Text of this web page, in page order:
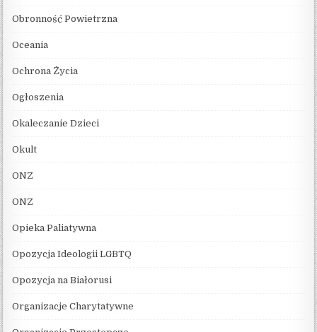
Obronność Powietrzna
Oceania
Ochrona Życia
Ogłoszenia
Okaleczanie Dzieci
Okult
ONZ
ONZ
Opieka Paliatywna
Opozycja Ideologii LGBTQ
Opozycja na Białorusi
Organizacje Charytatywne